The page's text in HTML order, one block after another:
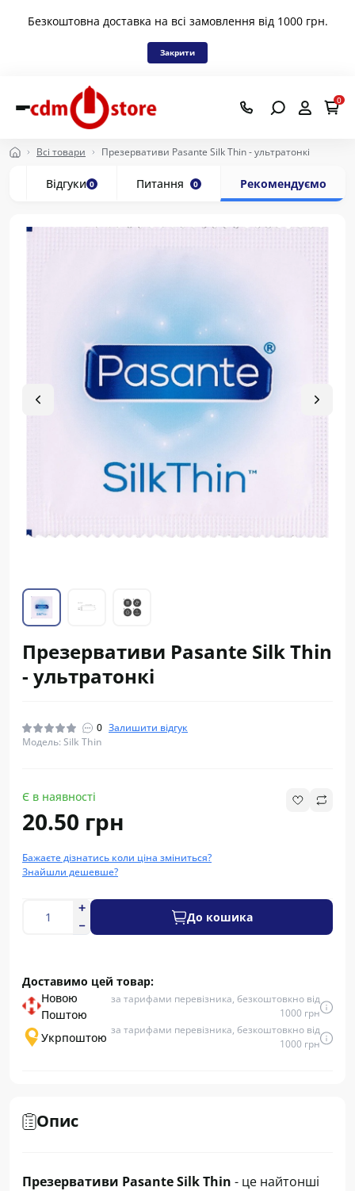
Безкоштовна доставка на всі замовлення від 1000 грн.
Закрити
0
Всі товари Презервативи Pasante Silk Thin - ультратонкі
Відгуки 0 Питання 0 Рекомендуємо
Презервативи Pasante Silk Thin
- ультратонкі
0 Залишити відгук
Модель: Silk Thin
Є в наявності
20.50 грн
Бажаєте дізнатись коли ціна зміниться?
Знайшли дешевше?
До кошика
Доставимо цей товар:
Новою
Поштою
за тарифами перевізника, безкоштовкно від
1000 грн
Укрпоштою за тарифами перевізника, безкоштовкно від
1000 грн
Опис
Презервативи Pasante Silk Thin - це найтонші